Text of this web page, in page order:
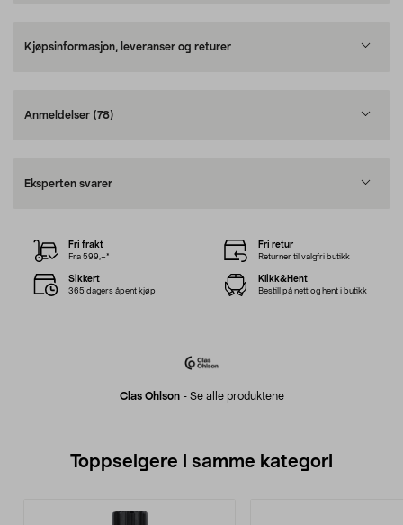
Kjøpsinformasjon, leveranser og returer
Anmeldelser (78)
Eksperten svarer
Clas Ohlson- Se alle produktene
Fri frakt
Fra 599,–*
Fri retur
Returner til valgfri butikk
Sikkert
365 dagers åpent kjøp
Klikk&Hent
Bestill på nett og hent i butikk
Toppselgere i samme kategori